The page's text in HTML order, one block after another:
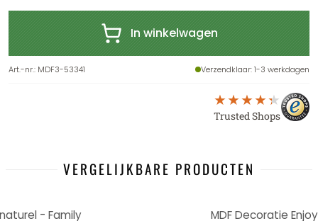
In winkelwagen
Art.-nr.: MDF3-53341 Verzendklaar: 1-3 werkdagen
Trusted Shops
VERGELIJKBARE PRODUCTEN
- Family
MDF Decoratie